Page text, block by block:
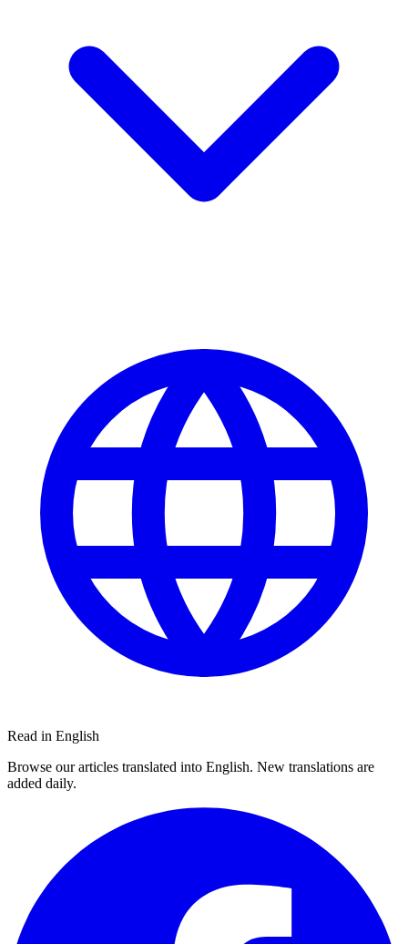
Read in English
Browse our articles translated into English. New translations are
added daily.